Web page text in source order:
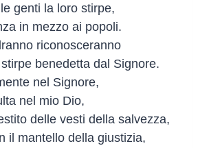
genti la loro stirpe,
in mezzo ai popoli.
riconosceranno
benedetta dal Signore.
nel Signore,
nel mio Dio,
delle vesti della salvezza,
il mantello della giustizia,